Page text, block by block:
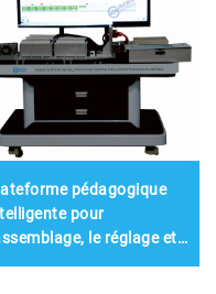
pédagogique
pour
le réglage et